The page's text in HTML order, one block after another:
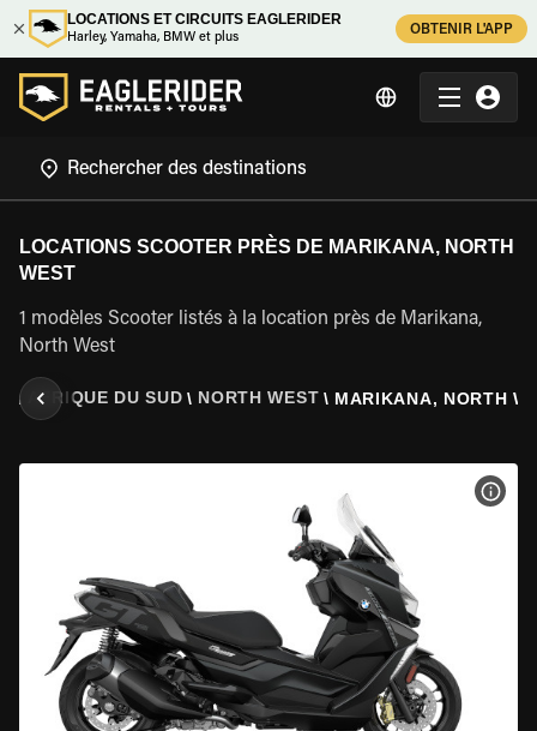
LOCATIONS ET CIRCUITS EAGLERIDER
Harley, Yamaha, BMW et plus
OBTENIR L'APP
LOCATIONS SCOOTER PRÈS DE MARIKANA, NORTH
WEST
1 modèles Scooter listés à la location près de Marikana,
North West
\ AFRIQUE DU SUD \ NORTH WEST \ MARIKANA, NORTH